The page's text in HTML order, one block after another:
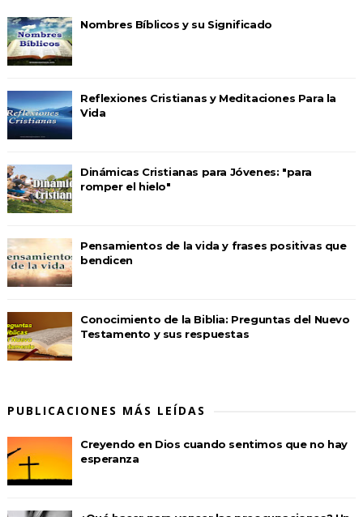
Nombres Bíblicos y su Significado
Reflexiones Cristianas y Meditaciones Para la
Vida
Dinámicas Cristianas para Jóvenes: "para
romper el hielo"
Pensamientos de la vida y frases positivas que
bendicen
Conocimiento de la Biblia: Preguntas del Nuevo
Testamento y sus respuestas
PUBLICACIONES MÁS LEÍDAS
Creyendo en Dios cuando sentimos que no hay
esperanza